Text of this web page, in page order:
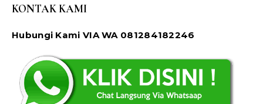
KONTAK KAMI
Hubungi Kami VIA WA 081284182246